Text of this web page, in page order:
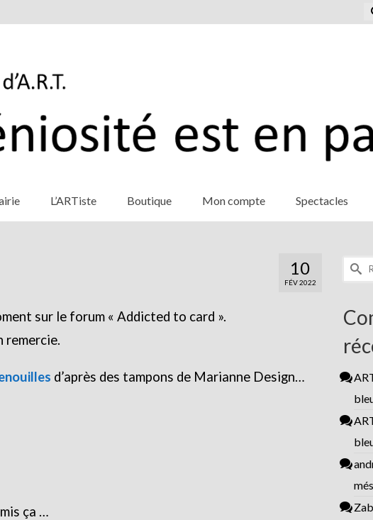
L’ARTiste Boutique Mon compte Spectacles
10
FÉV 2022
sur le forum « Addicted to card ».
remercie.
d’après des tampons de Marianne Design…
ça …